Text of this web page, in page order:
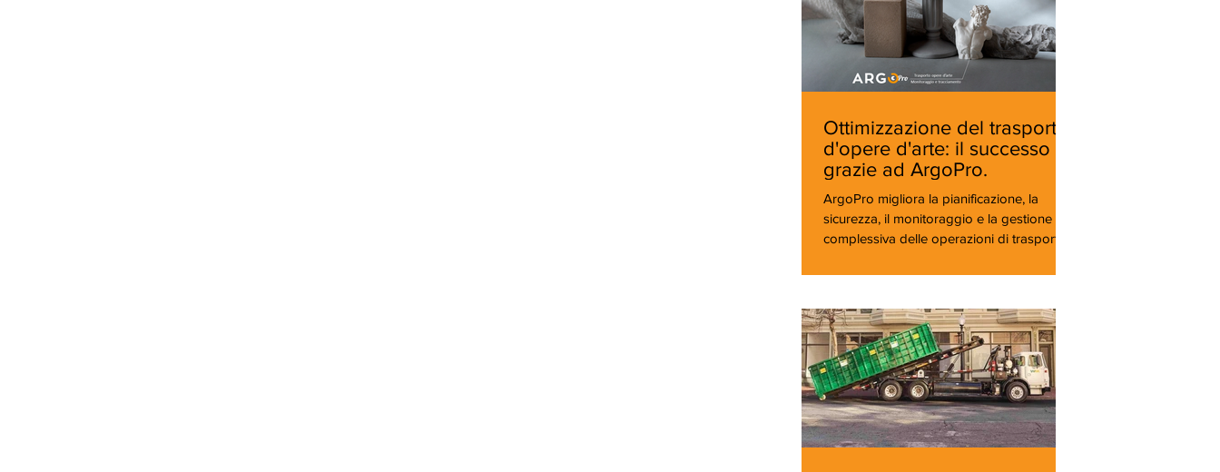
Ottimizzazione del trasporto
d'opere d'arte: il successo
grazie ad ArgoPro.
ArgoPro migliora la pianificazione, la
sicurezza, il monitoraggio e la gestione
complessiva delle operazioni di trasporto